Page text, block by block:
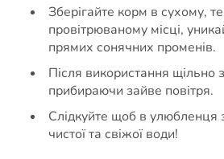
Зберігайте корм в сухому,
провітрюваному місці,
прямих сонячних променів.
Після використання щільно
прибираючи зайве повітря.
Слідкуйте щоб в улюбленця
чистої та свіжої води!